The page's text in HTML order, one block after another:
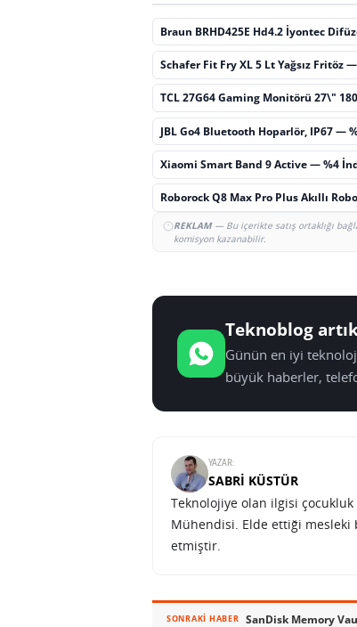
Braun BRHD425E Hd4.2 İyontec
Schafer Fit Fry XL 5 Lt Yağsız Fritöz
TCL 27G64 Gaming Monitörü 27\"
JBL Go4 Bluetooth Hoparlör, IP67 —
Xiaomi Smart Band 9 Active — %4
Roborock Q8 Max Pro Plus Akıllı
REKLAM— Bu içerikte satış ortaklığı
komisyon kazanabilir.
Teknoblog
Günün en iyi
büyük haberler,
YAZAR:
SABRI KÜSTÜR
Teknolojiye olan ilgisi çocukluk
Mühendisi. Elde ettiği mesleki
etmiştir.
SONRAKI HABER